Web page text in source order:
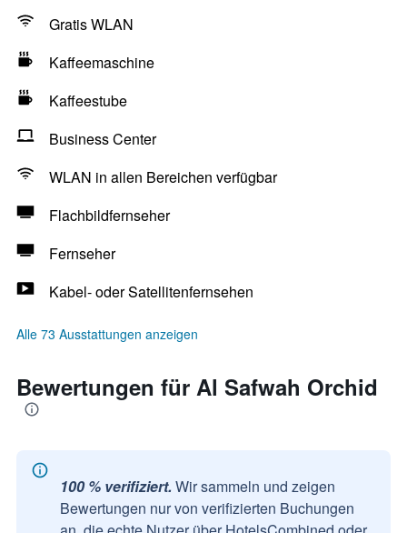
Gratis WLAN
Kaffeemaschine
Kaffeestube
Business Center
WLAN in allen Bereichen verfügbar
Flachbildfernseher
Fernseher
Kabel- oder Satellitenfernsehen
Alle 73 Ausstattungen anzeigen
Bewertungen für Al Safwah Orchid
100 % verifiziert. Wir sammeln und zeigen
Bewertungen nur von verifizierten Buchungen